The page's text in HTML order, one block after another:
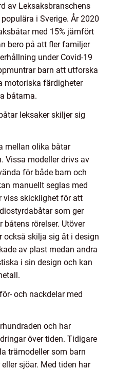
av Leksaksbranschens
i Sverige. År 2020
med 15% jämfört
bero på att fler familjer
under Covid-19
barn att utforska
motoriska färdigheter
båtarna.
leksaker skiljer sig
mellan olika båtar
Vissa modeller drivs av
för både barn och
manuellt seglas med
viss skicklighet för att
som ger
rörelser. Utöver
också skilja sig åt i design
av plast medan andra
i sin design och kan
och nackdelar med
och har
över tiden. Tidigare
trämodeller som barn
sjöar. Med tiden har